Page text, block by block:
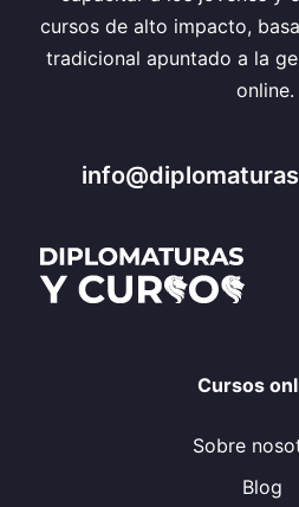
cursos de alto impacto,
tradicional apuntado a la
online.
Cursos
Sobre
Blog